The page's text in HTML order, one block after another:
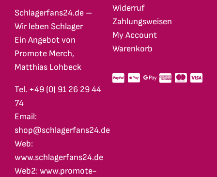
Schlagerfans24.de –
Wir leben Schlager
Ein Angebot von
Promote Merch,
Matthias Lohbeck
Tel. +49 (0) 91 26 29 44
74
Email:
shop@schlagerfans24.de
Web:
www.schlagerfans24.de
Web2: www.promote-
Widerruf
Zahlungsweisen
My Account
Warenkorb